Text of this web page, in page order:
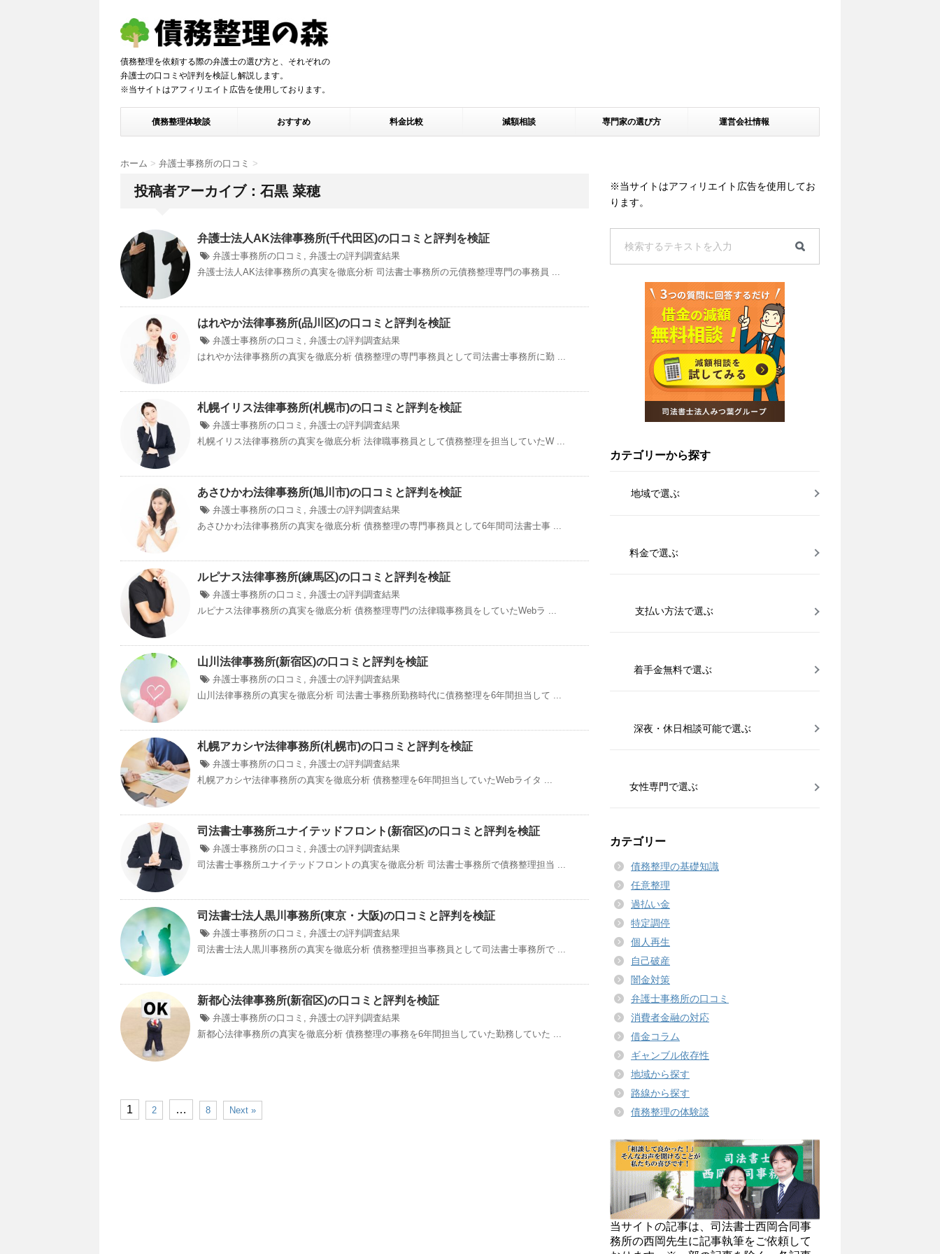
債務整理を依頼する際の弁護士の選び方と、それぞれの
弁護士の口コミや評判を検証し解説します。
※当サイトはアフィリエイト広告を使用しております。
債務整理体験談 おすすめ 料金比較 減額相談 専門家の選び方 運営会社情報
ホーム > 弁護士事務所の口コミ >
投稿者アーカイブ：石黒 菜穂
弁護士法人AK法律事務所(千代田区)の口コミと評判を検証
弁護士事務所の口コミ , 弁護士の評判調査結果
弁護士法人AK法律事務所の真実を徹底分析 司法書士事務所の元債務整理専門の事務員 ...
はれやか法律事務所(品川区)の口コミと評判を検証
弁護士事務所の口コミ , 弁護士の評判調査結果
はれやか法律事務所の真実を徹底分析 債務整理の専門事務員として司法書士事務所に勤 ...
札幌イリス法律事務所(札幌市)の口コミと評判を検証
弁護士事務所の口コミ , 弁護士の評判調査結果
札幌イリス法律事務所の真実を徹底分析 法律職事務員として債務整理を担当していたW ...
あさひかわ法律事務所(旭川市)の口コミと評判を検証
弁護士事務所の口コミ , 弁護士の評判調査結果
あさひかわ法律事務所の真実を徹底分析 債務整理の専門事務員として6年間司法書士事 ...
ルピナス法律事務所(練馬区)の口コミと評判を検証
弁護士事務所の口コミ , 弁護士の評判調査結果
ルピナス法律事務所の真実を徹底分析 債務整理専門の法律職事務員をしていたWebラ ...
山川法律事務所(新宿区)の口コミと評判を検証
弁護士事務所の口コミ , 弁護士の評判調査結果
山川法律事務所の真実を徹底分析 司法書士事務所勤務時代に債務整理を6年間担当して ...
札幌アカシヤ法律事務所(札幌市)の口コミと評判を検証
弁護士事務所の口コミ , 弁護士の評判調査結果
札幌アカシヤ法律事務所の真実を徹底分析 債務整理を6年間担当していたWebライタ ...
司法書士事務所ユナイテッドフロント(新宿区)の口コミと評判を検証
弁護士事務所の口コミ , 弁護士の評判調査結果
司法書士事務所ユナイテッドフロントの真実を徹底分析 司法書士事務所で債務整理担当 ...
司法書士法人黒川事務所(東京・大阪)の口コミと評判を検証
弁護士事務所の口コミ , 弁護士の評判調査結果
司法書士法人黒川事務所の真実を徹底分析 債務整理担当事務員として司法書士事務所で ...
新都心法律事務所(新宿区)の口コミと評判を検証
弁護士事務所の口コミ , 弁護士の評判調査結果
新都心法律事務所の真実を徹底分析 債務整理の事務を6年間担当していた勤務していた ...
1 2 … 8 Next »
※当サイトはアフィリエイト広告を使用してお
ります。
カテゴリーから探す
地域で選ぶ
料金で選ぶ
支払い方法で選ぶ
着手金無料で選ぶ
深夜・休日相談可能で選ぶ
女性専門で選ぶ
カテゴリー
債務整理の基礎知識
任意整理
過払い金
特定調停
個人再生
自己破産
闇金対策
弁護士事務所の口コミ
消費者金融の対応
借金コラム
ギャンブル依存性
地域から探す
路線から探す
債務整理の体験談
当サイトの記事は、司法書士西岡合同事
務所の西岡先生に記事執筆をご依頼して